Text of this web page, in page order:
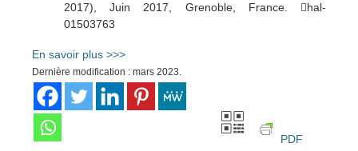
2017), Juin 2017, Grenoble, France. ￿hal-
01503763
En savoir plus >>>
Dernière modification : mars 2023.
PDF